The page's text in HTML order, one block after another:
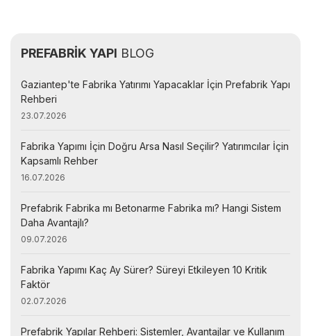
PREFABRİK YAPI BLOG
Gaziantep'te Fabrika Yatırımı Yapacaklar İçin Prefabrik Yapı
Rehberi
23.07.2026
Fabrika Yapımı İçin Doğru Arsa Nasıl Seçilir? Yatırımcılar İçin
Kapsamlı Rehber
16.07.2026
Prefabrik Fabrika mı Betonarme Fabrika mı? Hangi Sistem
Daha Avantajlı?
09.07.2026
Fabrika Yapımı Kaç Ay Sürer? Süreyi Etkileyen 10 Kritik
Faktör
02.07.2026
Prefabrik Yapılar Rehberi: Sistemler, Avantajlar ve Kullanım